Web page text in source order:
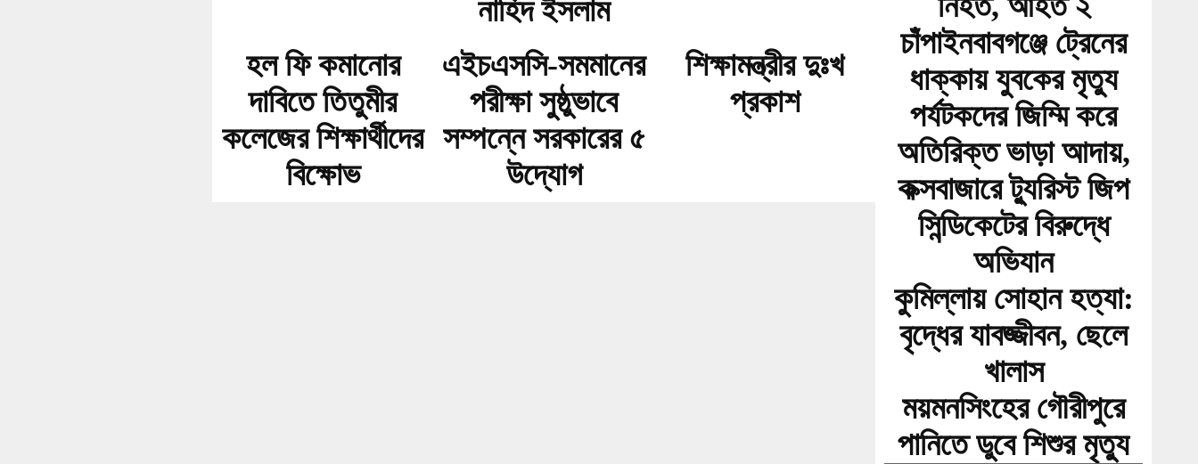
নাহিদ ইসলাম
হল ফি কমানোর
দাবিতে তিতুমীর
কলেজের শিক্ষার্থীদের
বিক্ষোভ
এইচএসসি-সমমানের
পরীক্ষা সুষ্ঠুভাবে
সম্পন্নে সরকারের ৫
উদ্যোগ
শিক্ষামন্ত্রীর দুঃখ
প্রকাশ
চাঁপাইনবাবগঞ্জে ট্রেনের
ধাক্কায় যুবকের মৃত্যু
পর্যটকদের জিম্মি করে
অতিরিক্ত ভাড়া আদায়,
কক্সবাজারে ট্যুরিস্ট জিপ
সিন্ডিকেটের বিরুদ্ধে
অভিযান
কুমিল্লায় সোহান হত্যা:
বৃদ্ধের যাবজ্জীবন, ছেলে
খালাস
ময়মনসিংহের গৌরীপুরে
পানিতে ডুবে শিশুর মৃত্যু